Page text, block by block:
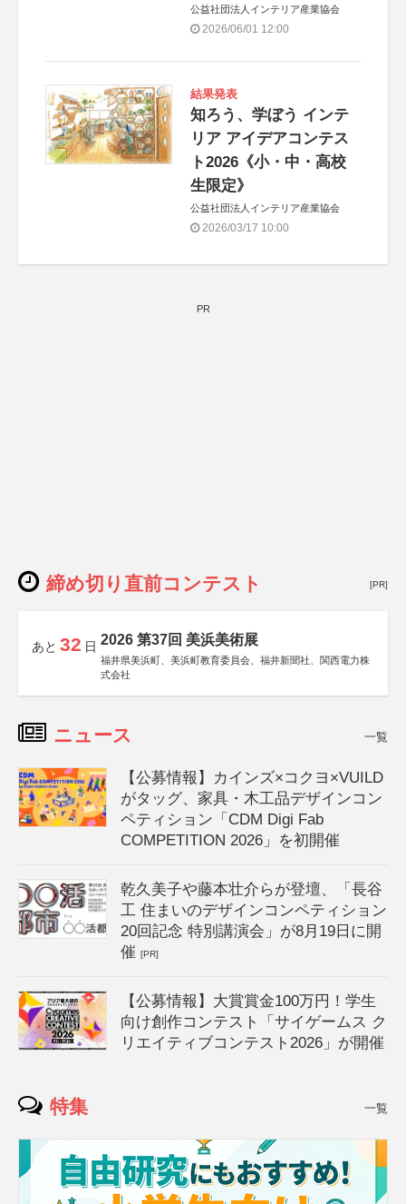
公益社団法人インテリア産業協会
2026/06/01 12:00
結果発表
知ろう、学ぼう インテ
リア アイデアコンテス
ト2026《小・中・高校
生限定》
公益社団法人インテリア産業協会
2026/03/17 10:00
PR
締め切り直前コンテスト [PR]
あと 32 日 2026 第37回 美浜美術展
福井県美浜町、美浜町教育委員会、福井新聞社、関西電力株
式会社
ニュース 一覧
【公募情報】カインズ×コクヨ×VUILD
がタッグ、家具・木工品デザインコン
ペティション「CDM Digi Fab
COMPETITION 2026」を初開催
乾久美子や藤本壮介らが登壇、「長谷
工 住まいのデザインコンペティション
20回記念 特別講演会」が8月19日に開
催[PR]
【公募情報】大賞賞金100万円！学生
向け創作コンテスト「サイゲームス ク
リエイティブコンテスト2026」が開催
特集 一覧